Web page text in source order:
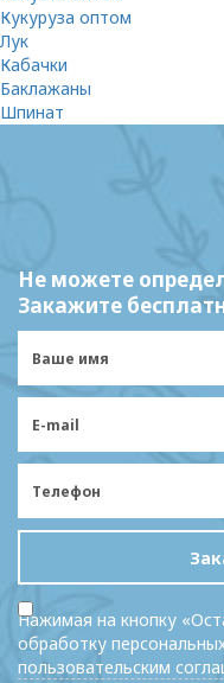
Кукуруза оптом
Лук
Кабачки
Баклажаны
Шпинат
Не можете
Закажите
Нажимая на кнопку
обработку
пользовательским